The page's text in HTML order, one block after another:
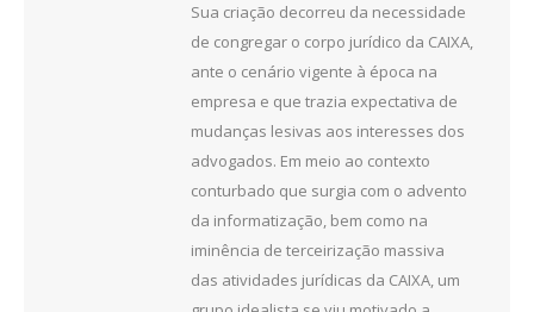
Sua criação decorreu da necessidade
de congregar o corpo jurídico da CAIXA,
ante o cenário vigente à época na
empresa e que trazia expectativa de
mudanças lesivas aos interesses dos
advogados. Em meio ao contexto
conturbado que surgia com o advento
da informatização, bem como na
iminência de terceirização massiva
das atividades jurídicas da CAIXA, um